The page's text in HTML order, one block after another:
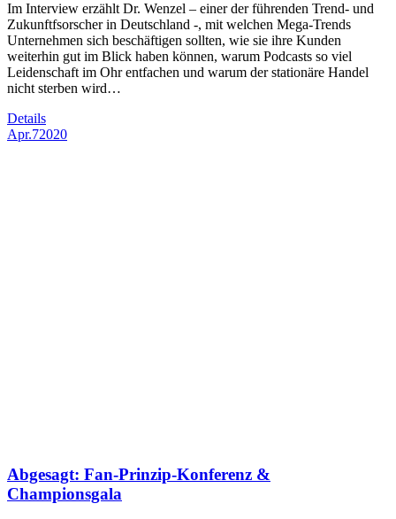
Im Interview erzählt Dr. Wenzel – einer der führenden Trend- und
Zukunftfsorscher in Deutschland -, mit welchen Mega-Trends
Unternehmen sich beschäftigen sollten, wie sie ihre Kunden
weiterhin gut im Blick haben können, warum Podcasts so viel
Leidenschaft im Ohr entfachen und warum der stationäre Handel
nicht sterben wird…
Details
Apr.72020
Abgesagt: Fan-Prinzip-Konferenz &
Championsgala